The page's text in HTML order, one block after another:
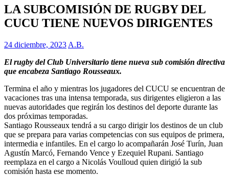
LA SUBCOMISIÓN DE RUGBY DEL
CUCU TIENE NUEVOS DIRIGENTES
24 diciembre, 2023 A.B.
El rugby del Club Universitario tiene nueva sub comisión directiva
que encabeza Santiago Rousseaux.
Termina el año y mientras los jugadores del CUCU se encuentran de
vacaciones tras una intensa temporada, sus dirigentes eligieron a las
nuevas autoridades que regirán los destinos del deporte durante las
dos próximas temporadas.
Santiago Rousseaux tendrá a su cargo dirigir los destinos de un club
que se prepara para varias competencias con sus equipos de primera,
intermedia e infantiles. En el cargo lo acompañarán José Turín, Juan
Agustín Marcó, Fernando Vence y Ezequiel Rupani. Santiago
reemplaza en el cargo a Nicolás Voulloud quien dirigió la sub
comisión hasta ese momento.